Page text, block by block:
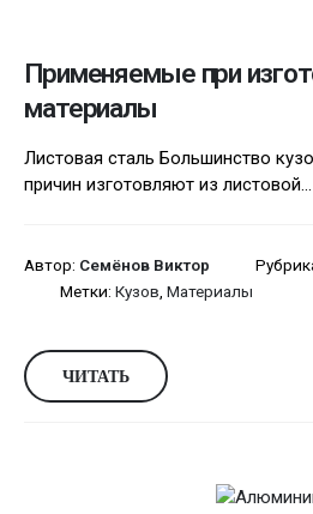
Применяемые при
материалы
Листовая сталь Большинство
причин изготовляют из листовой...
Автор: Семёнов Виктор
Метки: Кузов Материалы
ЧИТАТЬ